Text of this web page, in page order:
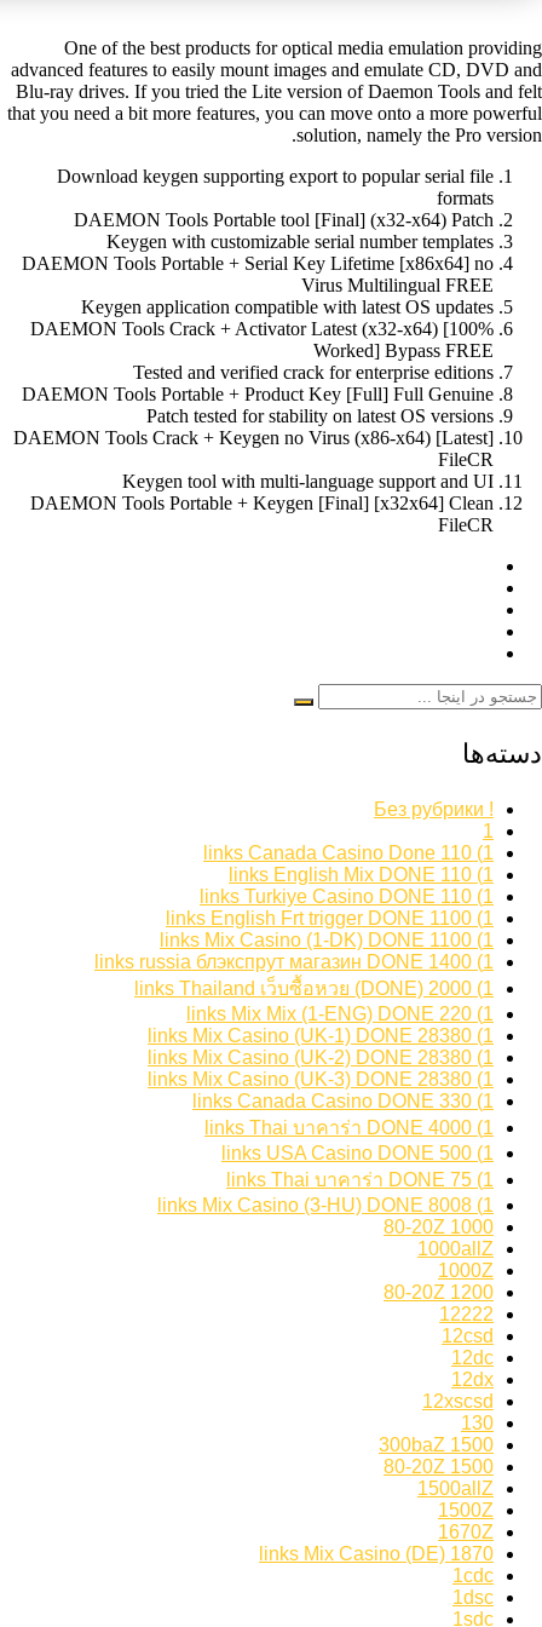
One of the best products for optical media emulation providing
advanced features to easily mount images and emulate CD, DVD and
Blu-ray drives. If you tried the Lite version of Daemon Tools and felt
that you need a bit more features, you can move onto a more powerful
solution, namely the Pro version.
Download keygen supporting export to popular serial file
formats
DAEMON Tools Portable tool [Final] (x32-x64) Patch
Keygen with customizable serial number templates
DAEMON Tools Portable + Serial Key Lifetime [x86x64] no
Virus Multilingual FREE
Keygen application compatible with latest OS updates
DAEMON Tools Crack + Activator Latest (x32-x64) [100%
Worked] Bypass FREE
Tested and verified crack for enterprise editions
DAEMON Tools Portable + Product Key [Full] Full Genuine
Patch tested for stability on latest OS versions
DAEMON Tools Crack + Keygen no Virus (x86-x64) [Latest]
FileCR
Keygen tool with multi-language support and UI
DAEMON Tools Portable + Keygen [Final] [x32x64] Clean
FileCR
دسته‌ها
! Без рубрики
1
1) 110 links Canada Casino Done
1) 110 links English Mix DONE
1) 110 links Turkiye Casino DONE
1) 1100 links English Frt trigger DONE
1) 1100 links Mix Casino (1-DK) DONE
1) 1400 links russia блэкспрут магазин DONE
1) 2000 links Thailand เว็บซื้อหวย (DONE)
1) 220 links Mix Mix (1-ENG) DONE
1) 28380 links Mix Casino (UK-1) DONE
1) 28380 links Mix Casino (UK-2) DONE
1) 28380 links Mix Casino (UK-3) DONE
1) 330 links Canada Casino DONE
1) 4000 links Thai บาคาร่า DONE
1) 500 links USA Casino DONE
1) 75 links Thai บาคาร่า DONE
1) 8008 links Mix Casino (3-HU) DONE
1000 80-20Z
1000allZ
1000Z
1200 80-20Z
12222
12csd
12dc
12dx
12xscsd
130
1500 300baZ
1500 80-20Z
1500allZ
1500Z
1670Z
1870 links Mix Casino (DE)
1cdc
1dsc
1sdc